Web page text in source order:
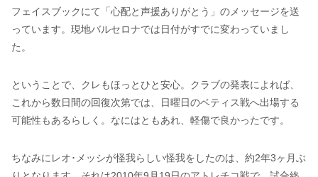
フェイスブックにて「心配と声援ありがとう」のメッセージを送
っています。現地バルセロナでは日付がすでに変わっていまし
た。
ということで、クレもほっとひと安心。クラブの発表によれば、
これから数日間の回復次第では、日曜日のベティス戦へ出場する
可能性もあるらしく。なにはともあれ、軽傷で良かったです。
ちなみにレオ･メッシが怪我らしい怪我をしたのは、約2年3ヶ月ぶ